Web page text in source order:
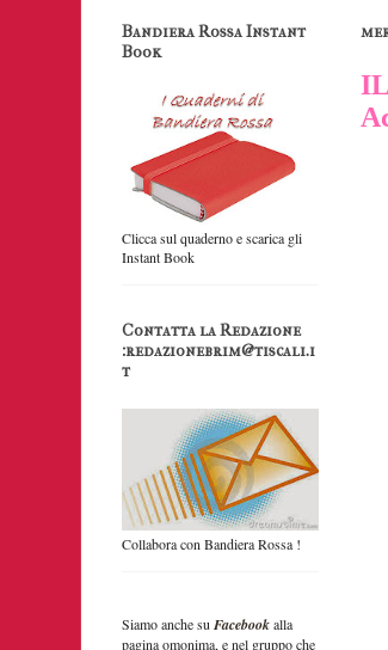
Bandiera Rossa Instant
Book
Clicca sul quaderno e scarica gli
Instant Book
Contatta la Redazione
:redazionebrim@tiscali.i
t
Collabora con Bandiera Rossa !
Siamo anche su Facebookalla
pagina omonima, e nel gruppo che